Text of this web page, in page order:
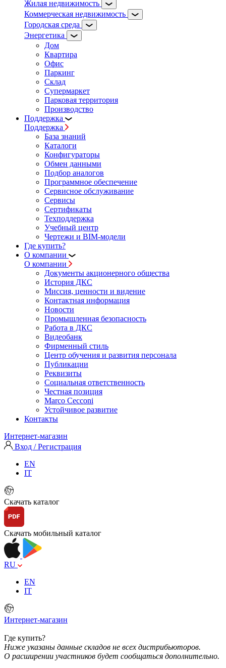
Жилая недвижимость
Коммерческая недвижимость
Городская среда
Энергетика
Дом
Квартира
Офис
Паркинг
Склад
Супермаркет
Парковая территория
Производство
Поддержка
Поддержка
База знаний
Каталоги
Конфигураторы
Обмен данными
Подбор аналогов
Программное обеспечение
Сервисное обслуживание
Сервисы
Сертификаты
Техподдержка
Учебный центр
Чертежи и BIM-модели
Где купить?
О компании
О компании
Документы акционерного общества
История ДКС
Миссия, ценности и видение
Контактная информация
Новости
Промышленная безопасность
Работа в ДКС
Видеобанк
Фирменный стиль
Центр обучения и развития персонала
Публикации
Реквизиты
Социальная ответственность
Честная позиция
Marco Cecconi
Устойчивое развитие
Контакты
Интернет-магазин
Вход / Регистрация
EN
IT
Скачать каталог
Скачать мобильный каталог
RU
EN
IT
Интернет-магазин
Где купить?
Ниже указаны данные складов не всех дистрибьюторов.
О расширении участников будет сообщаться дополнительно.